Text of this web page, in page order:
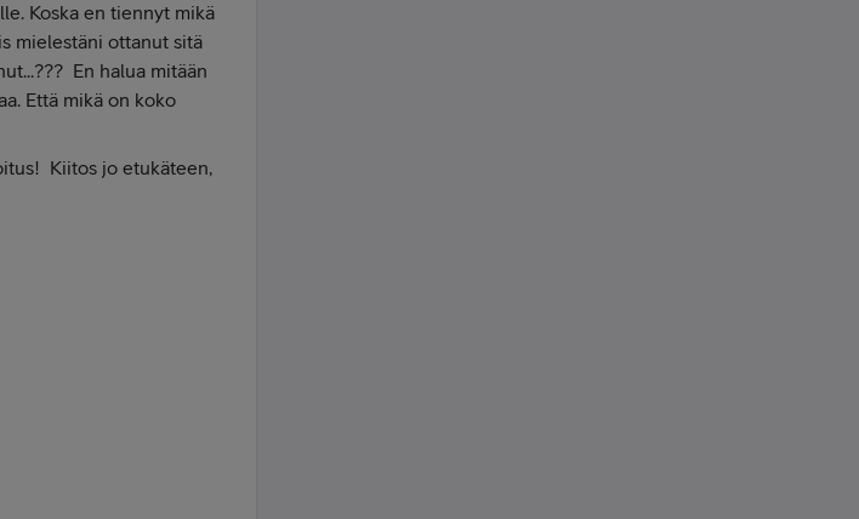
Koska en tiennyt mikä
mielestäni ottanut sitä
En halua mitään
Että mikä on koko
Kiitos jo etukäteen,